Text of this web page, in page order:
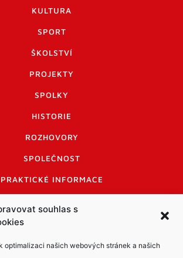
souhlas s
optimalizaci našich webových stránek a našich
KULTURA
SPORT
ŠKOLSTVÍ
PROJEKTY
SPOLKY
HISTORIE
ROZHOVORY
SPOLEČNOST
PRAKTICKÉ INFORMACE
A KODEX DISKUTUJÍCÍCH
LOGO A LOGO MANUÁL